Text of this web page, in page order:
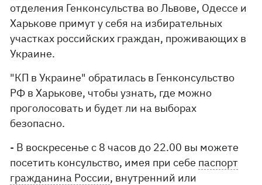
отделения Генконсульства во Львове, Одессе и
Харькове примут у себя на избирательных
участках российских граждан, проживающих в
Украине.
"КП в Украине" обратилась в Генконсульство
РФ в Харькове, чтобы узнать, где можно
проголосовать и будет ли на выборах
безопасно.
- В воскресенье с 8 часов до 22.00 вы можете
посетить консульство, имея при себе паспорт
гражданина России, внутренний или